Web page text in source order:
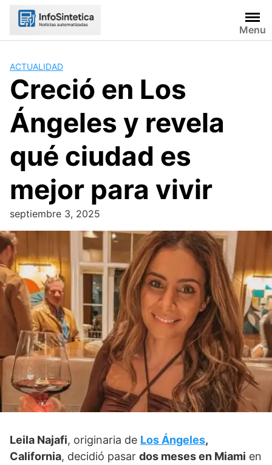
Skip
Menu
ACTUALIDAD
Creció en Los
Ángeles y revela
qué ciudad es
mejor para vivir
septiembre 3, 2025
Leila Najafi, originaria de Los Ángeles,
California, decidió pasar dos meses en Miami en